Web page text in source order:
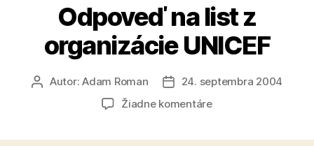
Odpoveď na list z
organizácie UNICEF
AutorAutor:Adam Roman
Dátum
článku
24. septembra 2004
Žiadne komentárena